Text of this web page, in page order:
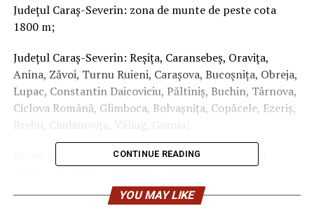
Judeţul Caraş-Severin: zona de munte de peste cota
1800 m;
Judeţul Caraş-Severin: Reşiţa, Caransebeş, Oraviţa,
Anina, Zăvoi, Turnu Ruieni, Caraşova, Bucoşniţa, Obreja,
Lupac, Constantin Daicoviciu, Păltiniş, Buchin, Târnova,
Ciclova Română, Glimboca, Bolvaşniţa, Copăcele, Ezeriş,
Brebu, Ciudanoviţa, Văliug, Goruia;
Se vor semnala : Intensificări ale vântului care vor
COD GALBEN. valabil de la ora 17:15 până la ora 20:15
CONTINUE READING
YOU MAY LIKE